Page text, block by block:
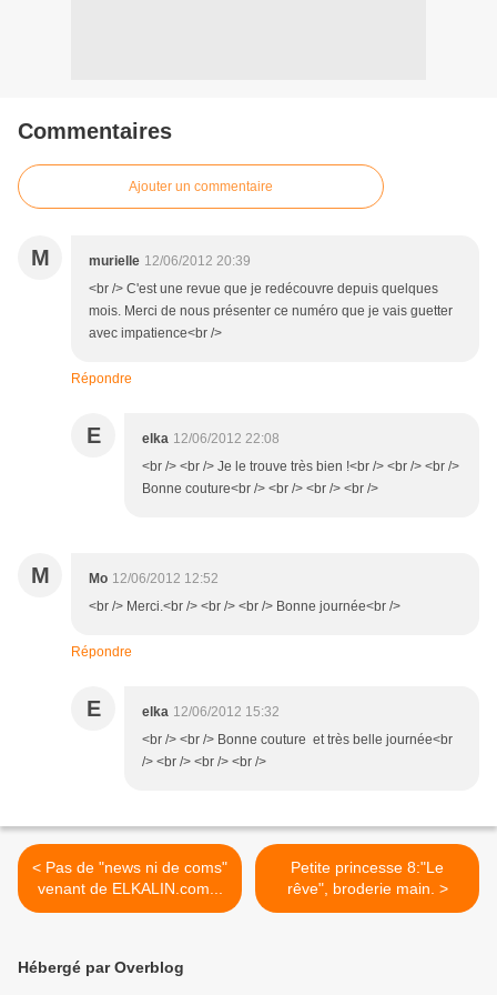
Commentaires
Ajouter un commentaire
M murielle 12/06/2012 20:39
<br /> C'est une revue que je redécouvre depuis quelques
mois. Merci de nous présenter ce numéro que je vais guetter
avec impatience<br />
Répondre
E elka 12/06/2012 22:08
<br /> <br /> Je le trouve très bien !<br /> <br /> <br />
Bonne couture<br /> <br /> <br /> <br />
M Mo 12/06/2012 12:52
<br /> Merci.<br /> <br /> <br /> Bonne journée<br />
Répondre
E elka 12/06/2012 15:32
<br /> <br /> Bonne couture et très belle journée<br
/> <br /> <br /> <br />
< Pas de "news ni de coms"
venant de ELKALIN.com...
Petite princesse 8:"Le
rêve", broderie main. >
Hébergé par Overblog